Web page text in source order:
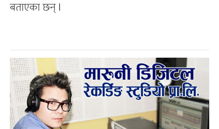
बताएका छन् l